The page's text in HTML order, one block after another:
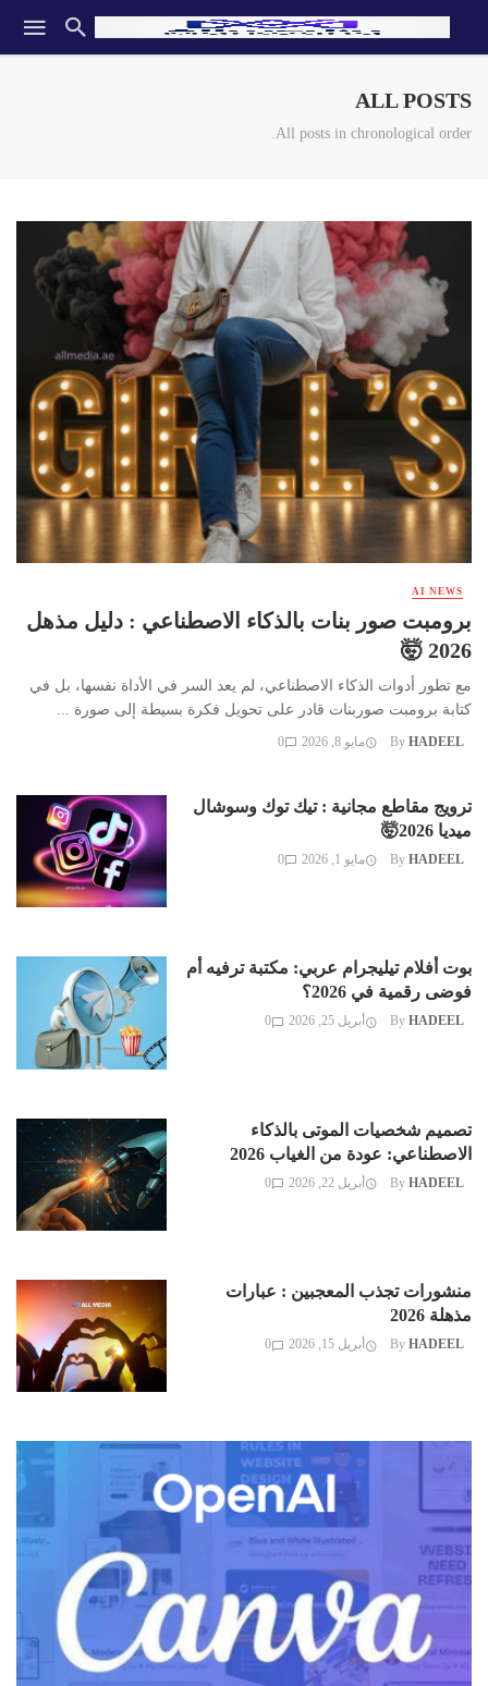
ALL POSTS
All posts in chronological order.
AI NEWS
برومبت صور بنات بالذكاء الاصطناعي : دليل مذهل
2026 🤯
مع تطور أدوات الذكاء الاصطناعي، لم يعد السر في الأداة نفسها، بل في
كتابة برومبت صوربنات قادر على تحويل فكرة بسيطة إلى صورة ...
By HADEEL مايو 8, 2026 0
ترويج مقاطع مجانية : تيك توك وسوشال
ميديا 2026🤯
By HADEEL مايو 1, 2026 0
بوت أفلام تيليجرام عربي: مكتبة ترفيه أم
فوضى رقمية في 2026؟
By HADEEL أبريل 25, 2026 0
تصميم شخصيات الموتى بالذكاء
الاصطناعي: عودة من الغياب 2026
By HADEEL أبريل 22, 2026 0
منشورات تجذب المعجبين : عبارات
مذهلة 2026
By HADEEL أبريل 15, 2026 0